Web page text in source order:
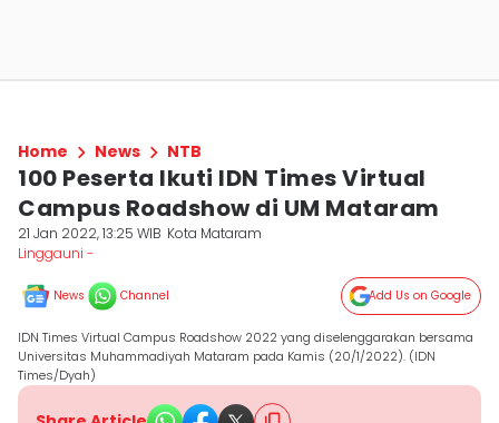
Home News NTB
100 Peserta Ikuti IDN Times Virtual
Campus Roadshow di UM Mataram
21 Jan 2022, 13:25 WIB Kota Mataram
Linggauni -
News Channel Add Us on Google
IDN Times Virtual Campus Roadshow 2022 yang diselenggarakan bersama
Universitas Muhammadiyah Mataram pada Kamis (20/1/2022). (IDN
Times/Dyah)